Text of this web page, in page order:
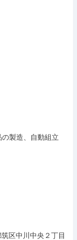
製造、自動組立
区中川中央２丁目